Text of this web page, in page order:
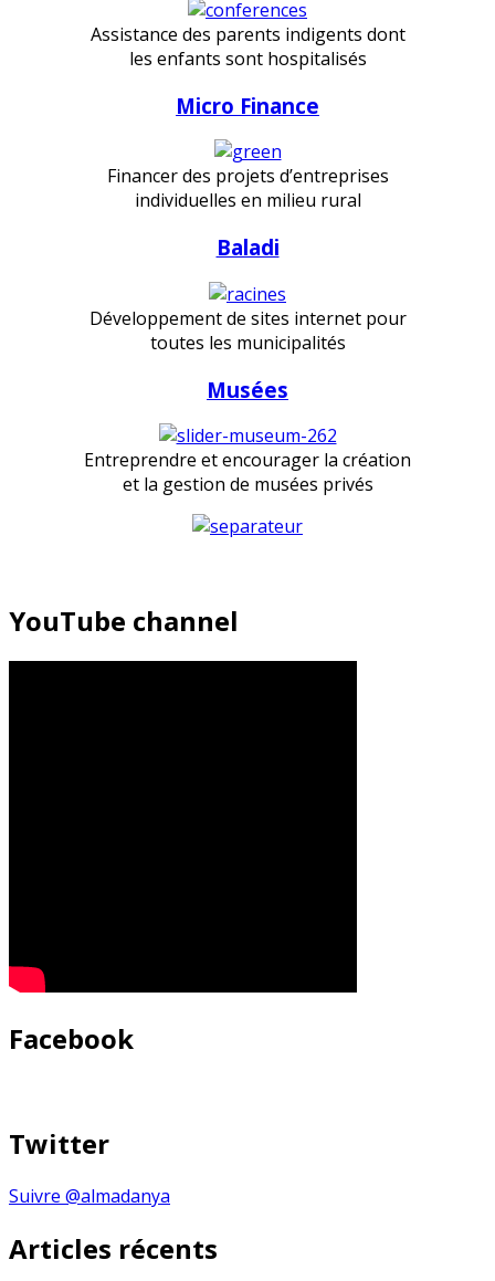
Assistance des parents indigents dont
les enfants sont hospitalisés
Micro Finance
Financer des projets d’entreprises
individuelles en milieu rural
Baladi
Développement de sites internet pour
toutes les municipalités
Musées
Entreprendre et encourager la création
et la gestion de musées privés
YouTube channel
Facebook
Twitter
Suivre @almadanya
Articles récents